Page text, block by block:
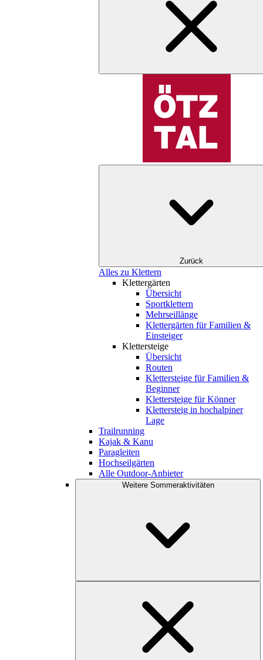
Zurück
Alles zu Klettern
Klettergärten
Übersicht
Sportklettern
Mehrseillänge
Klettergärten für Familien &
Einsteiger
Klettersteige
Übersicht
Routen
Klettersteige für Familien &
Beginner
Klettersteige für Könner
Klettersteig in hochalpiner
Lage
Trailrunning
Kajak & Kanu
Paragleiten
Hochseilgärten
Alle Outdoor-Anbieter
Weitere Sommeraktivitäten